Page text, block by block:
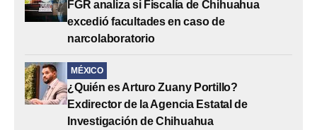
FGR analiza si Fiscalía de Chihuahua
excedió facultades en caso de
narcolaboratorio
MÉXICO
¿Quién es Arturo Zuany Portillo?
Exdirector de la Agencia Estatal de
Investigación de Chihuahua